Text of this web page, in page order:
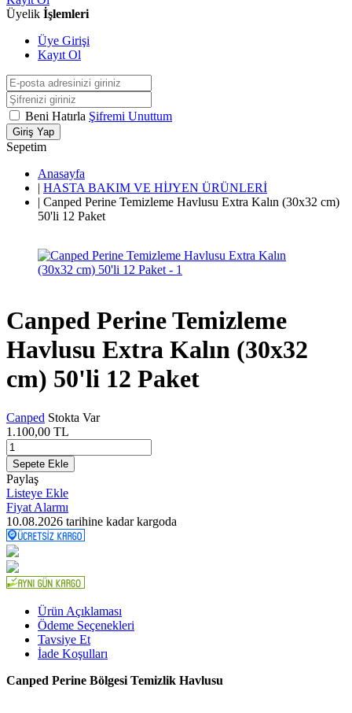
Üyelik İşlemleri
Üye Girişi
Kayıt Ol
Beni Hatırla Şifremi Unuttum
Giriş Yap
Sepetim
Anasayfa
| HASTA BAKIM VE HİJYEN ÜRÜNLERİ
| Canped Perine Temizleme Havlusu Extra Kalın (30x32 cm)
50'li 12 Paket
Canped Perine Temizleme
Havlusu Extra Kalın (30x32
cm) 50'li 12 Paket
Canped Stokta Var
1.100,00 TL
Sepete Ekle
Paylaş
Listeye Ekle
Fiyat Alarmı
10.08.2026 tarihine kadar kargoda
Ürün Açıklaması
Ödeme Seçenekleri
Tavsiye Et
İade Koşulları
Canped Perine Bölgesi Temizlik Havlusu